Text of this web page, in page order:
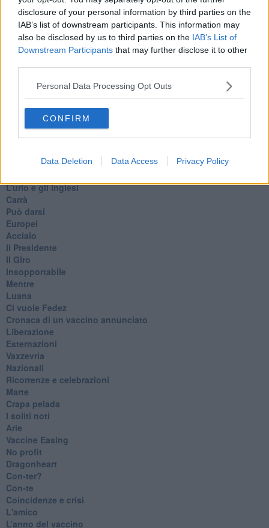
disclosure of your personal information by third parties on the
IAB’s list of downstream participants. This information may
also be disclosed by us to third parties on the IAB’s List of
Downstream Participants that may further disclose it to other
Personal Data Processing Opt Outs
CONFIRM
Data Deletion Data Access Privacy Policy
alle 20:00 direttamente nella tua casella di posta.
Ti potrebbe interessare anche:
​Agorà reloaded
​L’urlo e gli inglesi
Carrà
Può darsi
Europei
Acciaio
Il Presidente
​Il Giro
Insopportabile
​Mentre
Luana
​Ci vuole Fedez
​Cronaca di un vaccino annunciato
​Liberazione
Esternazioni
Vaxzevria
Nazionali
​Ricorrenze e celebrazioni
Marte
​Crapa pelada
​I soliti noti
Arie
​Vaccine Easing
No profit
Dragonheart
Con-ter?
​Con-te
Coincidenze e crisi
L'amico
​L’anno del vaccino